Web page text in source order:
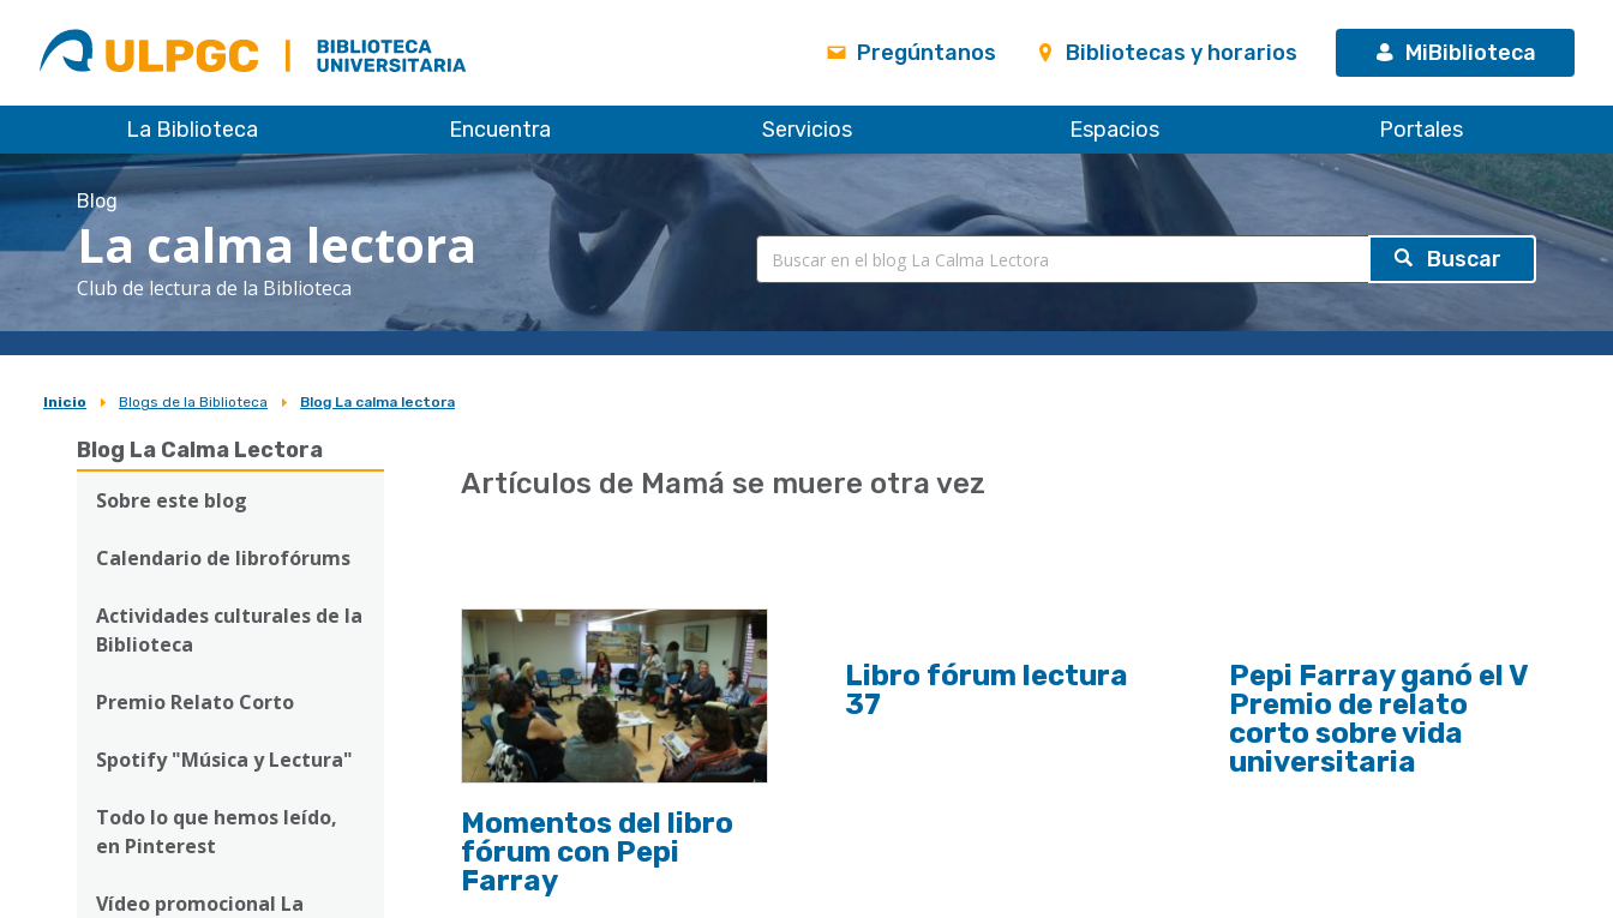
ULPGC
Biblioteca
ULPGC
Pregúntanos Bibliotecas y horarios MiBiblioteca
La Biblioteca Encuentra Servicios Espacios Portales
Blog
La calma lectora
Club de lectura de la Biblioteca
Sobrescribir
enlaces
ayuda
Inicio Blogs de la Biblioteca Blog La calma lectora
Blog La Calma Lectora
Sobre este blog
Calendario de librofórums
Actividades culturales de la
Biblioteca
Premio Relato Corto
Spotify "Música y Lectura"
Todo lo que hemos leído,
en Pinterest
Vídeo promocional La
Artículos de Mamá se muere otra vez
Momentos del libro
fórum con Pepi
Farray
Libro fórum lectura
37
Pepi Farray ganó el V
Premio de relato
corto sobre vida
universitaria